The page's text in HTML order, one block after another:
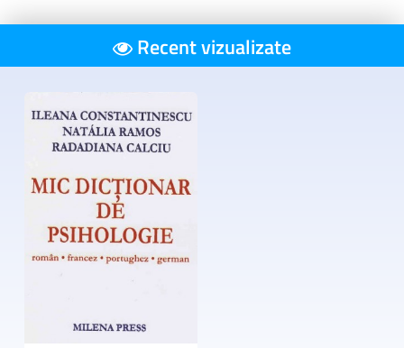
Recent vizualizate